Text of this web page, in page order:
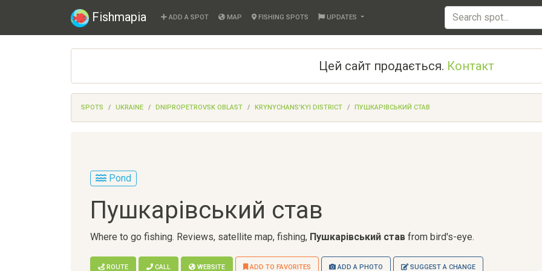
Fishmapia ADD A SPOT MAP FISHING SPOTS UPDATES
Цей сайт продається. Контакт
SPOTS UKRAINE DNIPROPETROVSK OBLAST KRYNYCHANS'KYI DISTRICT ПУШКАРІВСЬКИЙ СТАВ
Pond
Пушкарівський став
Where to go fishing. Reviews, satellite map, fishing, Пушкарівський став from bird's-eye.
ROUTE CALL WEBSITE ADD TO FAVORITES ADD A PHOTO SUGGEST A CHANGE